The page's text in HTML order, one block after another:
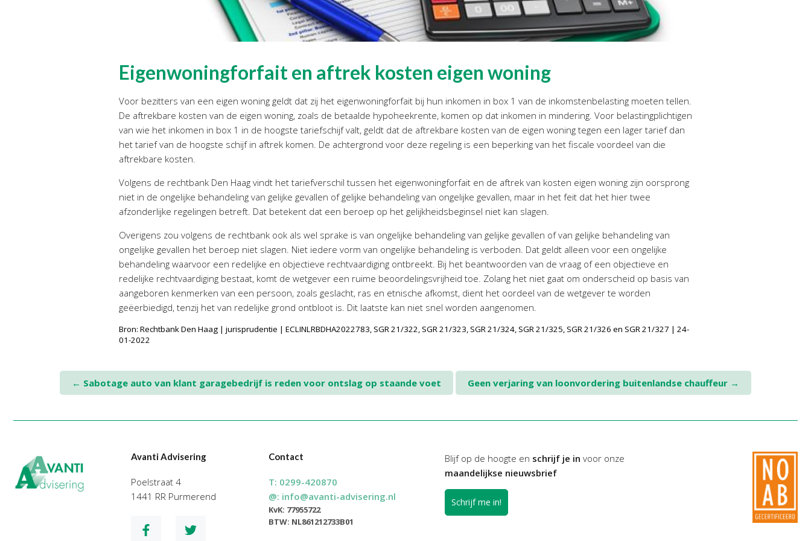
Eigenwoningforfait en aftrek kosten eigen woning
Voor bezitters van een eigen woning geldt dat zij het eigenwoningforfait bij hun inkomen in box 1 van de inkomstenbelasting moeten tellen.
De aftrekbare kosten van de eigen woning, zoals de betaalde hypoheekrente, komen op dat inkomen in mindering. Voor belastingplichtigen
van wie het inkomen in box 1 in de hoogste tariefschijf valt, geldt dat de aftrekbare kosten van de eigen woning tegen een lager tarief dan
het tarief van de hoogste schijf in aftrek komen. De achtergrond voor deze regeling is een beperking van het fiscale voordeel van die
aftrekbare kosten.
Volgens de rechtbank Den Haag vindt het tariefverschil tussen het eigenwoningforfait en de aftrek van kosten eigen woning zijn oorsprong
niet in de ongelijke behandeling van gelijke gevallen of gelijke behandeling van ongelijke gevallen, maar in het feit dat het hier twee
afzonderlijke regelingen betreft. Dat betekent dat een beroep op het gelijkheidsbeginsel niet kan slagen.
Overigens zou volgens de rechtbank ook als wel sprake is van ongelijke behandeling van gelijke gevallen of van gelijke behandeling van
ongelijke gevallen het beroep niet slagen. Niet iedere vorm van ongelijke behandeling is verboden. Dat geldt alleen voor een ongelijke
behandeling waarvoor een redelijke en objectieve rechtvaardiging ontbreekt. Bij het beantwoorden van de vraag of een objectieve en
redelijke rechtvaardiging bestaat, komt de wetgever een ruime beoordelingsvrijheid toe. Zolang het niet gaat om onderscheid op basis van
aangeboren kenmerken van een persoon, zoals geslacht, ras en etnische afkomst, dient het oordeel van de wetgever te worden
geëerbiedigd, tenzij het van redelijke grond ontbloot is. Dit laatste kan niet snel worden aangenomen.
Bron: Rechtbank Den Haag | jurisprudentie | ECLINLRBDHA2022783, SGR 21/322, SGR 21/323, SGR 21/324, SGR 21/325, SGR 21/326 en SGR 21/327 | 24-
01-2022
← Sabotage auto van klant garagebedrijf is reden voor ontslag op staande voet Geen verjaring van loonvordering buitenlandse chauffeur →
Avanti Advisering
Poelstraat 4
1441 RR Purmerend
Contact
T: 0299-420870
@: info@avanti-advisering.nl
KvK: 77955722
BTW: NL861212733B01
Blijf op de hoogte en schrijf je in voor onze
maandelijkse nieuwsbrief
Schrijf me in!